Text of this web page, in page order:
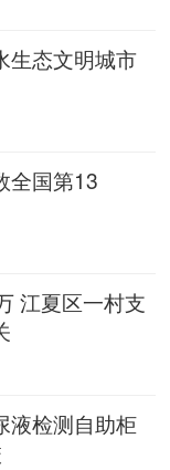
生态文明城市
全国第13
江夏区一村支
液检测自助柜